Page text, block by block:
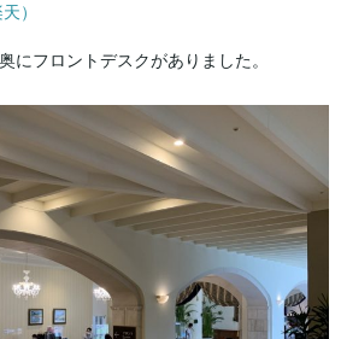
）
にフロントデスクがありました。